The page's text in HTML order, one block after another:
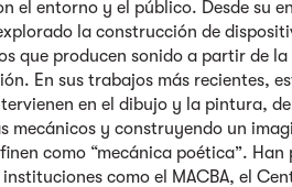
el entorno y el público. Desde su
la construcción de
que producen sonido a partir de
En sus trabajos más recientes,
en el dibujo y la pintura,
mecánicos y construyendo un
como “mecánica poética”. Han
como el MACBA, el